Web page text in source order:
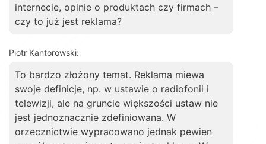
internecie, opinie o produktach czy firmach –
czy to już jest reklama?
Piotr Kantorowski:
To bardzo złożony temat. Reklama miewa
swoje definicje, np. w ustawie o radiofonii i
telewizji, ale na gruncie większości ustaw nie
jest jednoznacznie zdefiniowana. W
orzecznictwie wypracowano jednak pewien